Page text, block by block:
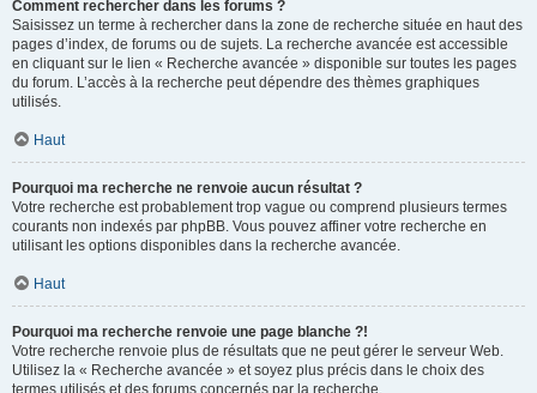
Comment rechercher dans les forums ?
Saisissez un terme à rechercher dans la zone de recherche située en haut des
pages d’index, de forums ou de sujets. La recherche avancée est accessible
en cliquant sur le lien « Recherche avancée » disponible sur toutes les pages
du forum. L’accès à la recherche peut dépendre des thèmes graphiques
utilisés.
Haut
Pourquoi ma recherche ne renvoie aucun résultat ?
Votre recherche est probablement trop vague ou comprend plusieurs termes
courants non indexés par phpBB. Vous pouvez affiner votre recherche en
utilisant les options disponibles dans la recherche avancée.
Haut
Pourquoi ma recherche renvoie une page blanche ?!
Votre recherche renvoie plus de résultats que ne peut gérer le serveur Web.
Utilisez la « Recherche avancée » et soyez plus précis dans le choix des
termes utilisés et des forums concernés par la recherche.